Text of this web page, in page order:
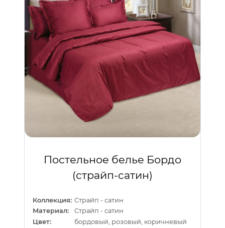
Постельное белье Бордо
(страйп-сатин)
Коллекция: Страйп - сатин
Материал:
Страйп - сатин
Цвет:
бордовый, розовый, коричневый